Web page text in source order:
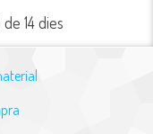
14 dies